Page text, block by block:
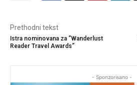
Prethodni tekst
Istra nominovana za ”Wanderlust
Reader Travel Awards”
- Sponzorisano -